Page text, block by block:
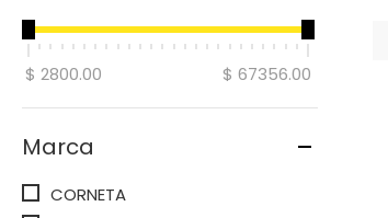
$ 2800.00 $ 67356.00
Marca
CORNETA